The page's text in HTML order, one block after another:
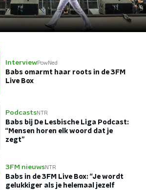
InterviewPowNed
Babs omarmt haar roots in de 3FM
Live Box
PodcastsNTR
Babs bij De Lesbische Liga Podcast:
“Mensen horen elk woord dat je
zegt”
3FM nieuwsNTR
Babs in de 3FM Live Box: “Je wordt
gelukkiger als je helemaal jezelf